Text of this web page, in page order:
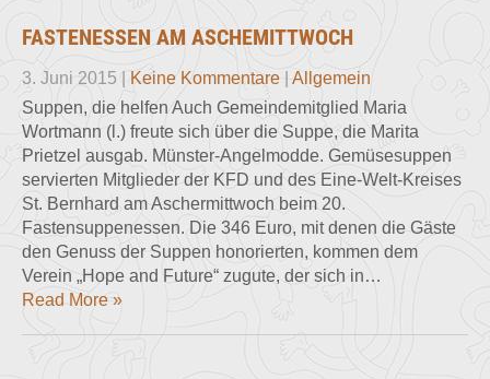
FASTENESSEN AM ASCHEMITTWOCH
3. Juni 2015 Keine Kommentare
Allgemein
Suppen, die helfen Auch Gemeindemitglied Maria
Wortmann (l.) freute sich über die Suppe, die Marita
Prietzel ausgab. Münster-Angelmodde. Gemüsesuppen
servierten Mitglieder der KFD und des Eine-Welt-Kreises
St. Bernhard am Aschermittwoch beim 20.
Fastensuppenessen. Die 346 Euro, mit denen die Gäste
den Genuss der Suppen honorierten, kommen dem
Verein „Hope and Future“ zugute, der sich in…
Read More »